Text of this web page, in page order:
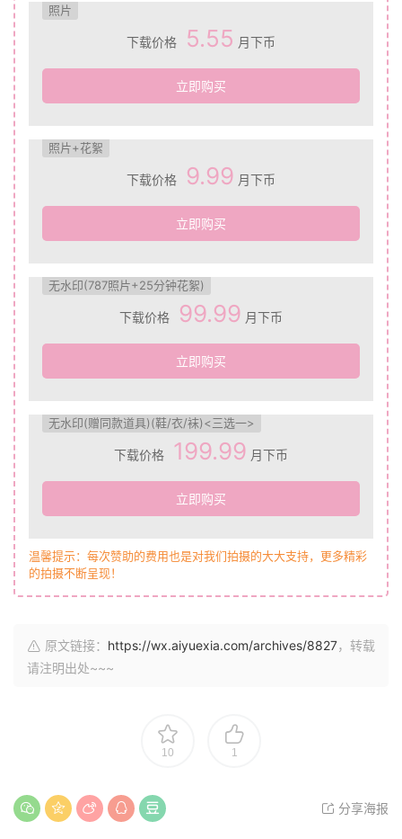
照片
下载价格 5.55 月下币
立即购买
照片+花絮
下载价格 9.99 月下币
立即购买
无水印(787照片+25分钟花絮)
下载价格 99.99 月下币
立即购买
无水印(赠同款道具)(鞋/衣/袜)<三选一>
下载价格 199.99 月下币
立即购买
温馨提示：每次赞助的费用也是对我们拍摄的大大支持，更多精彩
的拍摄不断呈现！
原文链接： https://wx.aiyuexia.com/archives/8827，转载
请注明出处~~~
10 1
分享海报